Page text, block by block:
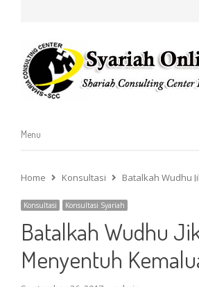
Menu
Menu
Home Konsultasi Batalkah Wudhu
Konsultasi Konsultasi Syariah
Batalkah Wudhu
Menyentuh